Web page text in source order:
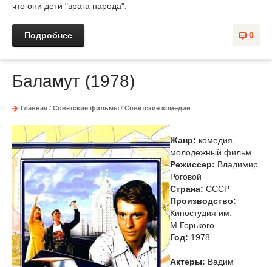
что они дети "врага народа".
0
Подробнее
Баламут (1978)
Главная / Советские фильмы / Советские комедии
Жанр: комедия,
молодежный фильм
Режиссер: Владимир
Роговой
Страна: СССР
Производство:
Киностудия им.
М.Горького
Год: 1978
Актеры: Вадим